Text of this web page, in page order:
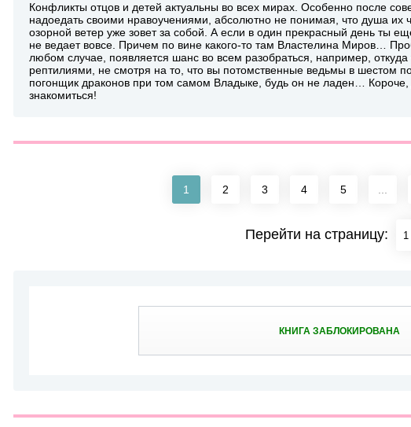
Конфликты отцов и детей актуальны во всех мирах. Особенно после
надоедать своими нравоучениями, абсолютно не понимая, что душа
озорной ветер уже зовет за собой. А если в один прекрасный день ты
не ведает вовсе. Причем по вине какого-то там Властелина Миров…
любом случае, появляется шанс во всем разобраться, например,
рептилиями, не смотря на то, что вы потомственные ведьмы в шестом
погонщик драконов при том самом Владыке, будь он не ладен…
знакомиться!
1 2 3 4 5
Перейти на страницу:
КНИГА ЗАБЛОКИРОВАНА